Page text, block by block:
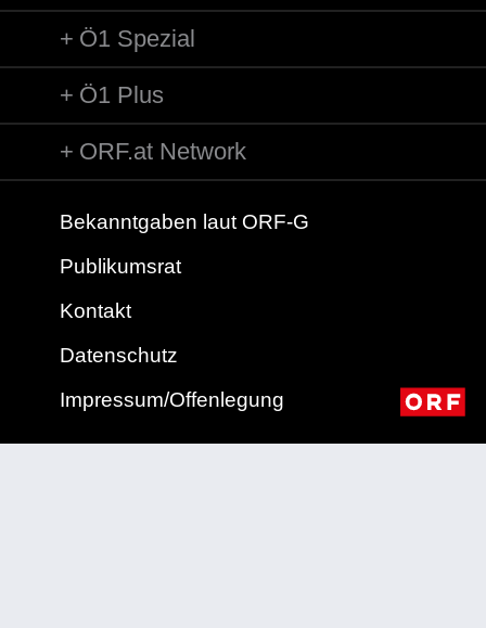
Ö1 Spezial
Ö1 Plus
ORF.at Network
Bekanntgaben laut ORF-G
Publikumsrat
Kontakt
Datenschutz
Impressum/Offenlegung